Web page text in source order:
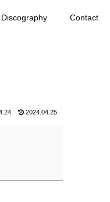
Discography Contact
2024.04.25